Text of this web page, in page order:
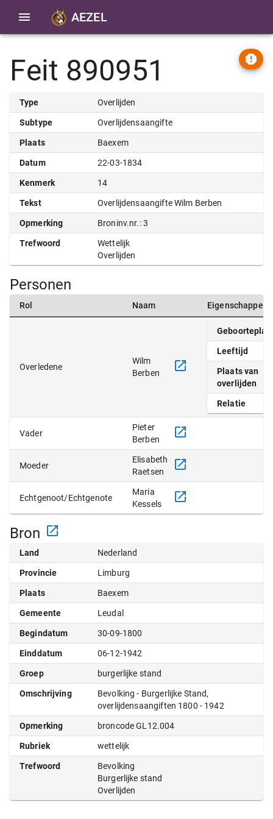
AEZEL
Feit 890951
Type Overlijden
Subtype Overlijdensaangifte
Plaats Baexem
Datum 22-03-1834
Kenmerk 14
Tekst Overlijdensaangifte Wilm Berben
Opmerking Broninv.nr.: 3
Trefwoord
Wettelijk
Overlijden
Personen
Rol Naam Eigenschappen
Overledene
Wilm
Berben
Leeftijd
Plaats van
overlijden
Relatie
Vader
Pieter
Berben
Moeder
Elisabeth
Raetsen
Echtgenoot/Echtgenote
Maria
Kessels
Bron
Land Nederland
Provincie Limburg
Plaats Baexem
Gemeente Leudal
Begindatum 30-09-1800
Einddatum 06-12-1942
Groep burgerlijke stand
Omschrijving
Bevolking - Burgerlijke Stand,
overlijdensaangiften 1800 - 1942
Opmerking broncode GL12.004
Rubriek wettelijk
Trefwoord
Bevolking
Burgerlijke stand
Overlijden